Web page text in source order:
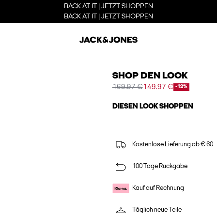
BACK AT IT | JETZT SHOPPEN
BACK AT IT | JETZT SHOPPEN
SHOP DEN LOOK
169.97 €149.97 € -12%
DIESEN LOOK SHOPPEN
Kostenlose Lieferung ab € 60
100 Tage Rückgabe
Kauf auf Rechnung
Täglich neue Teile